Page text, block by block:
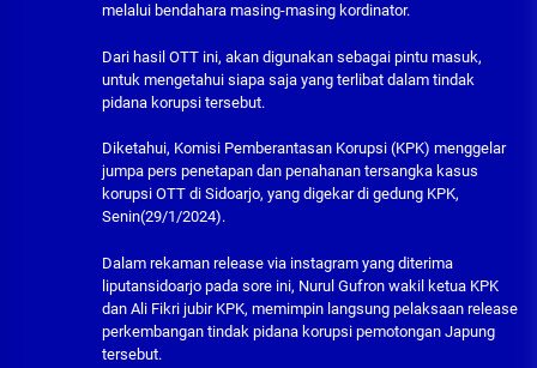
melalui bendahara masing-masing kordinator.
Dari hasil OTT ini, akan digunakan sebagai pintu masuk,
untuk mengetahui siapa saja yang terlibat dalam tindak
pidana korupsi tersebut.
Diketahui, Komisi Pemberantasan Korupsi (KPK) menggelar
jumpa pers penetapan dan penahanan tersangka kasus
korupsi OTT di Sidoarjo, yang digekar di gedung KPK,
Senin(29/1/2024).
Dalam rekaman release via instagram yang diterima
liputansidoarjo pada sore ini, Nurul Gufron wakil ketua KPK
dan Ali Fikri jubir KPK, memimpin langsung pelaksaan release
perkembangan tindak pidana korupsi pemotongan Japung
tersebut.